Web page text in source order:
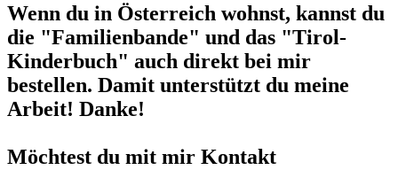
Wenn du in Österreich wohnst, kannst du
die "Familienbande" und das "Tirol-
Kinderbuch" auch direkt bei mir
bestellen. Damit unterstützt du meine
Arbeit! Danke!
Möchtest du mit mir Kontakt